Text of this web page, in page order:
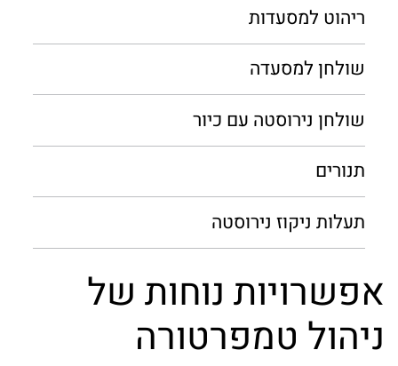
ריהוט למסעדות
שולחן למסעדה
שולחן נירוסטה עם כיור
תנורים
תעלות ניקוז נירוסטה
אפשרויות נוחות של
ניהול טמפרטורה